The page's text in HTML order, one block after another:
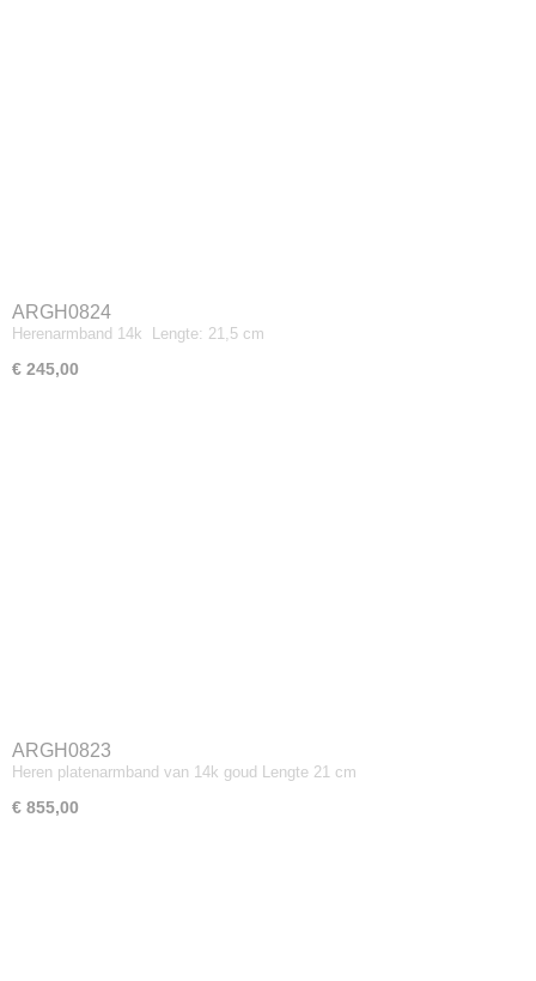
ARGH0824
Herenarmband 14k Lengte: 21,5 cm
€ 245,00
ARGH0823
Heren platenarmband van 14k goud Lengte 21 cm
€ 855,00